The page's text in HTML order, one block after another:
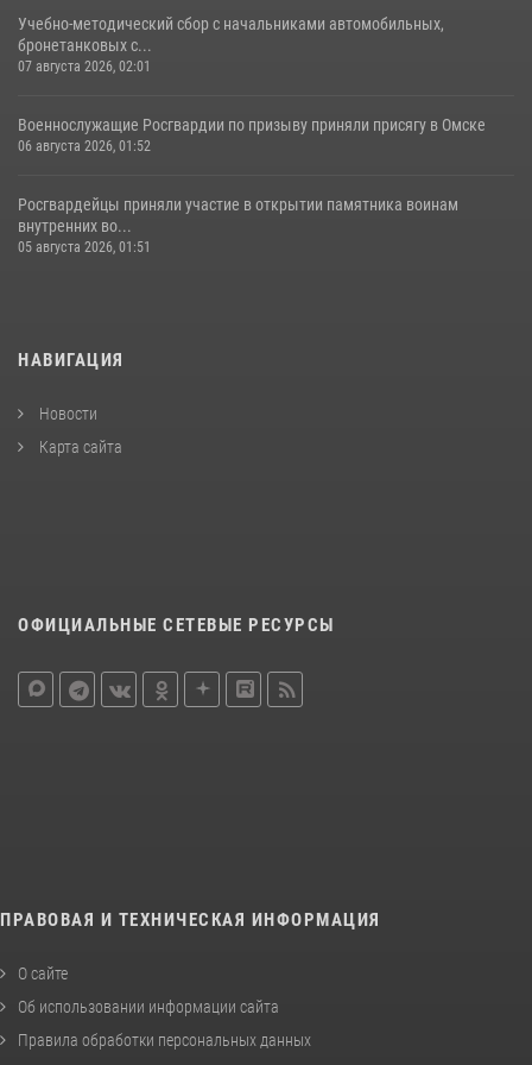
Учебно-методический сбор с начальниками автомобильных,
бронетанковых с...
07 августа 2026, 02:01
Военнослужащие Росгвардии по призыву приняли присягу в Омске
06 августа 2026, 01:52
Росгвардейцы приняли участие в открытии памятника воинам
внутренних во...
05 августа 2026, 01:51
НАВИГАЦИЯ
Новости
Карта сайта
ОФИЦИАЛЬНЫЕ СЕТЕВЫЕ РЕСУРСЫ
ПРАВОВАЯ И ТЕХНИЧЕСКАЯ ИНФОРМАЦИЯ
О сайте
Об использовании информации сайта
Правила обработки персональных данных